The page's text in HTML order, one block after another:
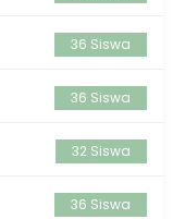
36 Siswa
36 Siswa
32 Siswa
36 Siswa